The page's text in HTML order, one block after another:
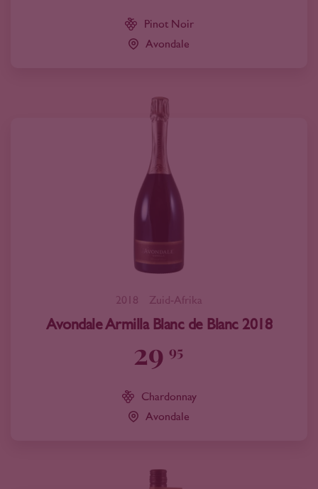
Pinot Noir
Avondale
2018 Zuid-Afrika
Avondale Armilla Blanc de Blanc 2018
29 95
Chardonnay
Avondale